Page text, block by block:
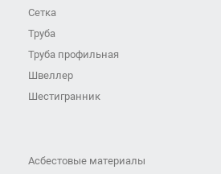
Сетка
Труба
Труба профильная
Швеллер
Шестигранник
Асбестовые материалы